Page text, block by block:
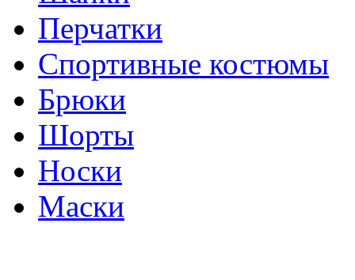
Перчатки
Спортивные костюмы
Брюки
Шорты
Носки
Маски